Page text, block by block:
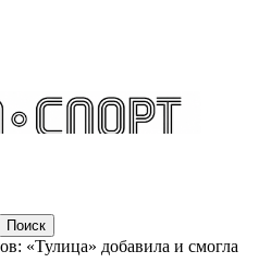
«Тулица» добавила и смогла